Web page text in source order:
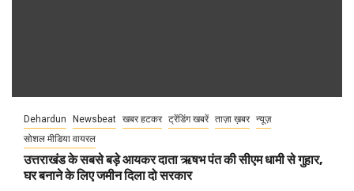
Dehardun Newsbeat खबर हटकर ट्रेंडिंग खबरें ताज़ा ख़बर न्यूज़
सोशल मीडिया वायरल
उत्तराखंड के सबसे बड़े आयकर दाता ऋषभ पंत की सीएम धामी से गुहार,
घर बनाने के लिए जमीन दिला दो सरकार